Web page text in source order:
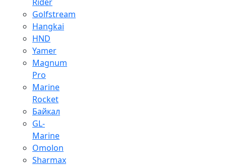
Golfstream
Hangkai
HND
Yamer
Magnum
Pro
Marine
Rocket
Байкал
GL-
Marine
Omolon
Sharmax